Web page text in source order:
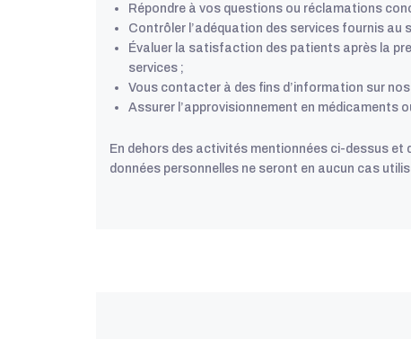
Répondre à vos questions ou réclamations
Contrôler l’adéquation des services fournis au
Évaluer la satisfaction des patients après la
services ;
Vous contacter à des fins d’information sur
Assurer l’approvisionnement en médicaments
En dehors des activités mentionnées ci-dessus
données personnelles ne seront en aucun cas